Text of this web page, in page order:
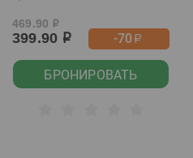
469.90 р
399.90 р -70р
БРОНИРОВАТЬ